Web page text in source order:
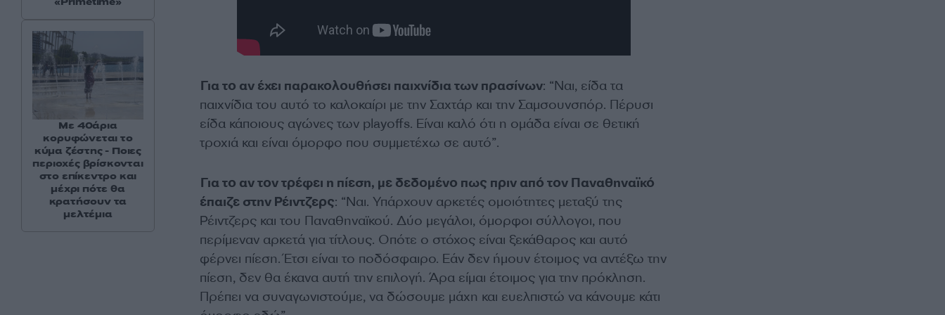
Για το αν έχει παρακολουθήσει παιχνίδια των πρασίνων: “Ναι, είδα τα
παιχνίδια του αυτό το καλοκαίρι με την Σαχτάρ και την Σαμσουνσπόρ. Πέρυσι
είδα κάποιους αγώνες των playoffs. Είναι καλό ότι η ομάδα είναι σε θετική
τροχιά και είναι όμορφο που συμμετέχω σε αυτό”.
Για το αν τον τρέφει η πίεση, με δεδομένο πως πριν από τον Παναθηναϊκό
έπαιζε στην Ρέιντζερς: “Ναι. Υπάρχουν αρκετές ομοιότητες μεταξύ της
Ρέιντζερς και του Παναθηναϊκού. Δύο μεγάλοι, όμορφοι σύλλογοι, που
περίμεναν αρκετά για τίτλους. Οπότε ο στόχος είναι ξεκάθαρος και αυτό
φέρνει πίεση. Έτσι είναι το ποδόσφαιρο. Εάν δεν ήμουν έτοιμος να αντέξω την
πίεση, δεν θα έκανα αυτή την επιλογή. Άρα είμαι έτοιμος για την πρόκληση.
Πρέπει να συναγωνιστούμε, να δώσουμε μάχη και ευελπιστώ να κάνουμε κάτι
Με 40άρια
κορυφώνεται το
κύμα ζέστης - Ποιες
περιοχές βρίσκονται
στο επίκεντρο και
μέχρι πότε θα
κρατήσουν τα
μελτέμια